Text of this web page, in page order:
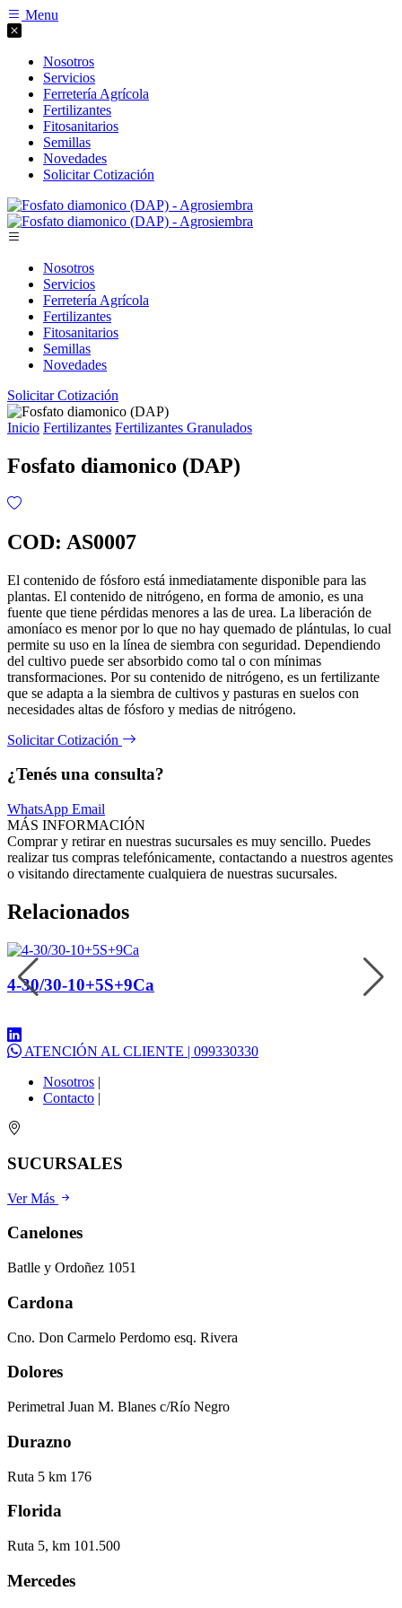
Menu
Nosotros
Servicios
Ferretería Agrícola
Fertilizantes
Fitosanitarios
Semillas
Novedades
Solicitar Cotización
Nosotros
Servicios
Ferretería Agrícola
Fertilizantes
Fitosanitarios
Semillas
Novedades
Solicitar Cotización
Inicio Fertilizantes Fertilizantes Granulados
Fosfato diamonico (DAP)
COD: AS0007
El contenido de fósforo está inmediatamente disponible para las
plantas. El contenido de nitrógeno, en forma de amonio, es una
fuente que tiene pérdidas menores a las de urea. La liberación de
amoníaco es menor por lo que no hay quemado de plántulas, lo cual
permite su uso en la línea de siembra con seguridad. Dependiendo
del cultivo puede ser absorbido como tal o con mínimas
transformaciones. Por su contenido de nitrógeno, es un fertilizante
que se adapta a la siembra de cultivos y pasturas en suelos con
necesidades altas de fósforo y medias de nitrógeno.
Solicitar Cotización
¿Tenés una consulta?
WhatsApp Email
MÁS INFORMACIÓN
Comprar y retirar en nuestras sucursales es muy sencillo. Puedes
realizar tus compras telefónicamente, contactando a nuestros agentes
o visitando directamente cualquiera de nuestras sucursales.
Relacionados
4-30/30-10+5S+9Ca
ATENCIÓN AL CLIENTE | 099330330
Nosotros |
Contacto |
SUCURSALES
Ver Más
Canelones
Batlle y Ordoñez 1051
Cardona
Cno. Don Carmelo Perdomo esq. Rivera
Dolores
Perimetral Juan M. Blanes c/Río Negro
Durazno
Ruta 5 km 176
Florida
Ruta 5, km 101.500
Mercedes